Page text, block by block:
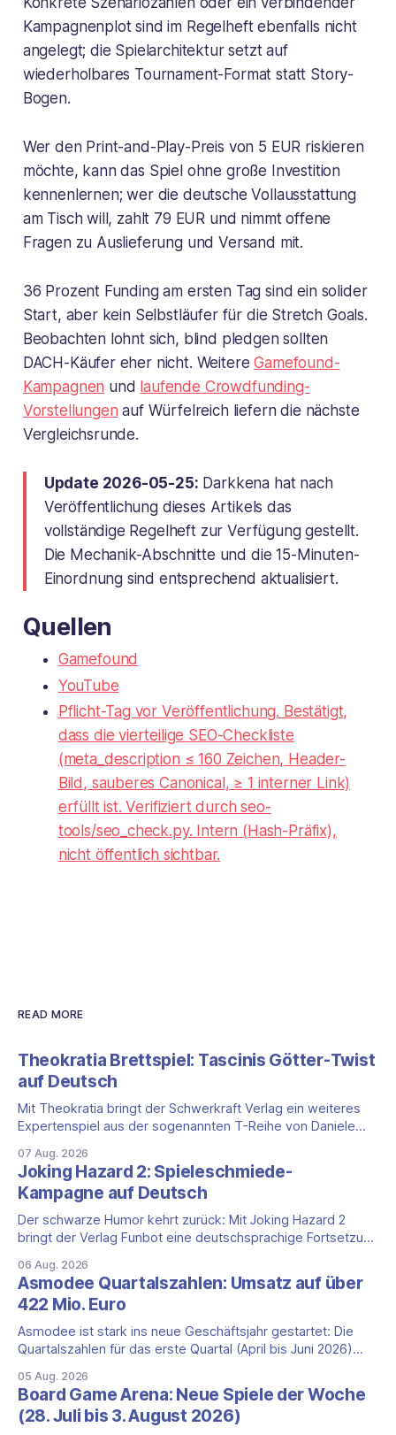
Kampagnenplot sind im Regelheft ebenfalls nicht
angelegt; die Spielarchitektur setzt auf
wiederholbares Tournament-Format statt Story-
Bogen.
Wer den Print-and-Play-Preis von 5 EUR riskieren
möchte, kann das Spiel ohne große Investition
kennenlernen; wer die deutsche Vollausstattung
am Tisch will, zahlt 79 EUR und nimmt offene
Fragen zu Auslieferung und Versand mit.
36 Prozent Funding am ersten Tag sind ein solider
Start, aber kein Selbstläufer für die Stretch Goals.
Beobachten lohnt sich, blind pledgen sollten
DACH-Käufer eher nicht. WeitereGamefound-
Kampagnen und laufende Crowdfunding-
Vorstellungen auf Würfelreich liefern die nächste
Vergleichsrunde.
Update 2026-05-25: Darkkena hat nach
Veröffentlichung dieses Artikels das
vollständige Regelheft zur Verfügung gestellt.
Die Mechanik-Abschnitte und die 15-Minuten-
Einordnung sind entsprechend aktualisiert.
Quellen
Gamefound
YouTube
Pflicht-Tag vor Veröffentlichung. Bestätigt,
dass die vierteilige SEO-Checkliste
(meta_description ≤ 160 Zeichen, Header-
Bild, sauberes Canonical, ≥ 1 interner Link)
erfüllt ist. Verifiziert durch seo-
tools/seo_check.py. Intern (Hash-Präfix),
nicht öffentlich sichtbar.
READ MORE
Theokratia Brettspiel: Tascinis Götter-Twist
auf Deutsch
Mit Theokratia bringt der Schwerkraft Verlag ein weiteres
Expertenspiel aus der sogenannten T-Reihe von Daniele
Tekhenu und Tzolk'in gehören. Der Aufhänger ist ein
ungewöhnlicher Perspektivwechsel: Sie steuern nicht die
eigene Zivilisation, sondern eine hochentwickelte
außerirdische Gottheit, die vier
07 Aug. 2026
Joking Hazard 2: Spieleschmiede-
Kampagne auf Deutsch
Der schwarze Humor kehrt zurück: Mit Joking Hazard 2
bringt der Verlag Funbot eine deutschsprachige Fortsetzung
Happiness (Explosm) auf die Spieleschmiede. Wir ordnen
ein, was die Kampagne unter dem Motto „Die fiesen
Comics sind zurück!" bietet und wo sie schweigt.
06 Aug. 2026
Asmodee Quartalszahlen: Umsatz auf über
422 Mio. Euro
Asmodee ist stark ins neue Geschäftsjahr gestartet: Die
Quartalszahlen für das erste Quartal (April bis Juni 2026)
Prozent auf 422,1 Millionen Euro. Getragen wird das
Wachstum weiter von den Sammelkartenspielen, doch
erstmals seit Monaten zeigt auch das klassische
05 Aug. 2026
Board Game Arena: Neue Spiele der Woche
(28. Juli bis 3. August 2026)